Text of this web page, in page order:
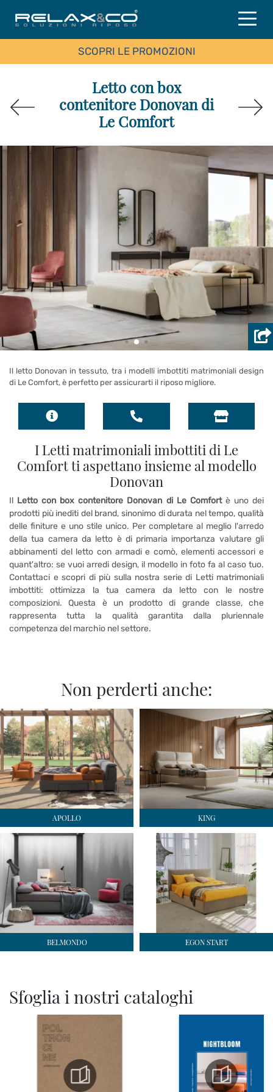
SCOPRI LE PROMOZIONI
Letto con box
contenitore Donovan di
Le Comfort
I Letti matrimoniali imbottiti di Le
Comfort ti aspettano insieme al modello
Donovan
Il Letto con box contenitore Donovan di Le Comfortè uno dei
prodotti più inediti del brand, sinonimo di durata nel tempo, qualità
delle finiture e uno stile unico. Per completare al meglio l'arredo
della tua camera da letto è di primaria importanza valutare gli
abbinamenti del letto con armadi e comò, elementi accessori e
quant'altro: se vuoi arredi design, il modello in foto fa al caso tuo.
Contattaci e scopri di più sulla nostra serie di Letti matrimoniali
imbottiti: ottimizza la tua camera da letto con le nostre
composizioni. Questa è un prodotto di grande classe, che
rappresenta tutta la qualità garantita dalla pluriennale
competenza del marchio nel settore.
Il letto Donovan in tessuto, tra i modelli imbottiti matrimoniali design
di Le Comfort, è perfetto per assicurarti il riposo migliore.
Non perderti anche:
APOLLO KING
BELMONDO EGON START
Sfoglia i nostri cataloghi